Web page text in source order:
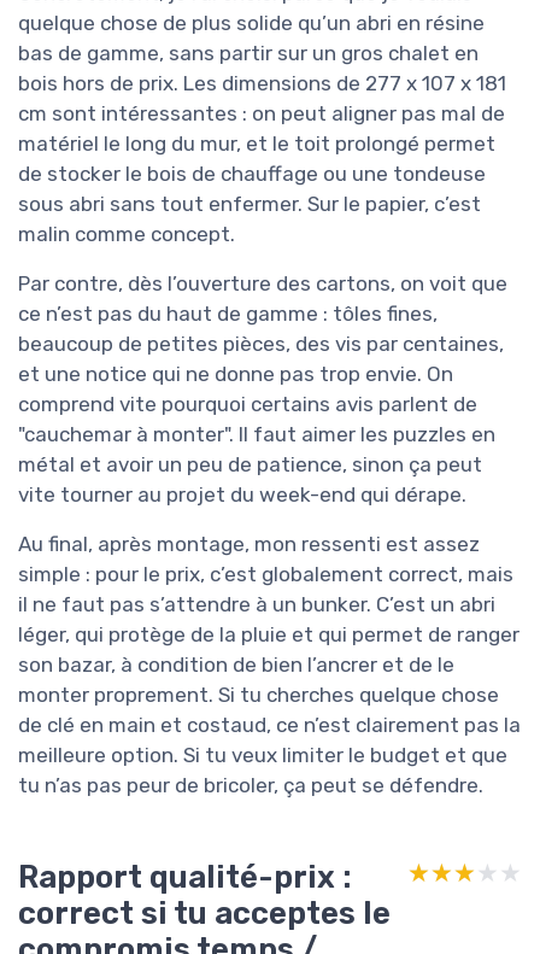
quelque chose de plus solide qu’un abri en résine
bas de gamme, sans partir sur un gros chalet en
bois hors de prix. Les dimensions de 277 x 107 x 181
cm sont intéressantes : on peut aligner pas mal de
matériel le long du mur, et le toit prolongé permet
de stocker le bois de chauffage ou une tondeuse
sous abri sans tout enfermer. Sur le papier, c’est
malin comme concept.
Par contre, dès l’ouverture des cartons, on voit que
ce n’est pas du haut de gamme : tôles fines,
beaucoup de petites pièces, des vis par centaines,
et une notice qui ne donne pas trop envie. On
comprend vite pourquoi certains avis parlent de
"cauchemar à monter". Il faut aimer les puzzles en
métal et avoir un peu de patience, sinon ça peut
vite tourner au projet du week-end qui dérape.
Au final, après montage, mon ressenti est assez
simple : pour le prix, c’est globalement correct, mais
il ne faut pas s’attendre à un bunker. C’est un abri
léger, qui protège de la pluie et qui permet de ranger
son bazar, à condition de bien l’ancrer et de le
monter proprement. Si tu cherches quelque chose
de clé en main et costaud, ce n’est clairement pas la
meilleure option. Si tu veux limiter le budget et que
tu n’as pas peur de bricoler, ça peut se défendre.
Rapport qualité-prix :
correct si tu acceptes le
★★★★★
★★★★★